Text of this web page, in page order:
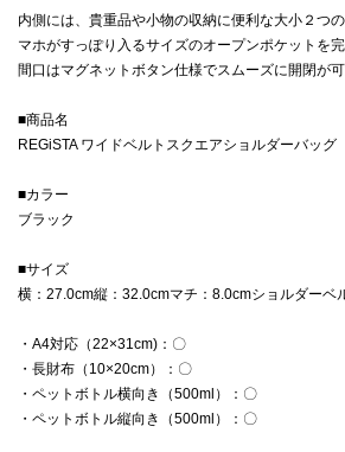
内側には、貴重品や小物の収納に便利な大小２つ
マホがすっぽり入るサイズのオープンポケットを完
間口はマグネットボタン仕様でスムーズに開閉が可
■商品名
REGiSTA ワイドベルトスクエアショルダーバッグ
■カラー
ブラック
■サイズ
横：27.0cm縦：32.0cmマチ：8.0cmショルダーベ
・A4対応（22×31cm)：〇
・長財布（10×20cm）：〇
・ペットボトル横向き（500ml）：〇
・ペットボトル縦向き（500ml）：〇